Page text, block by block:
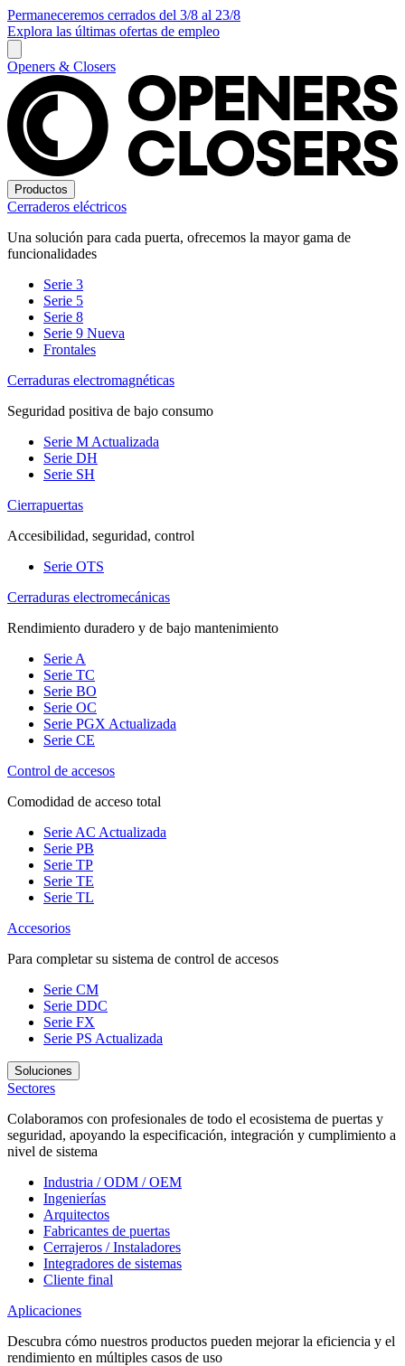
Permaneceremos cerrados del 3/8 al 23/8
Explora las últimas ofertas de empleo
Openers & Closers
Productos
Cerraderos eléctricos
Una solución para cada puerta, ofrecemos la mayor gama de
funcionalidades
Serie 3
Serie 5
Serie 8
Serie 9 Nueva
Frontales
Cerraduras electromagnéticas
Seguridad positiva de bajo consumo
Serie M Actualizada
Serie DH
Serie SH
Cierrapuertas
Accesibilidad, seguridad, control
Serie OTS
Cerraduras electromecánicas
Rendimiento duradero y de bajo mantenimiento
Serie A
Serie TC
Serie BO
Serie OC
Serie PGX Actualizada
Serie CE
Control de accesos
Comodidad de acceso total
Serie AC Actualizada
Serie PB
Serie TP
Serie TE
Serie TL
Accesorios
Para completar su sistema de control de accesos
Serie CM
Serie DDC
Serie FX
Serie PS Actualizada
Soluciones
Sectores
Colaboramos con profesionales de todo el ecosistema de puertas y
seguridad, apoyando la especificación, integración y cumplimiento a
nivel de sistema
Industria / ODM / OEM
Ingenierías
Arquitectos
Fabricantes de puertas
Cerrajeros / Instaladores
Integradores de sistemas
Cliente final
Aplicaciones
Descubra cómo nuestros productos pueden mejorar la eficiencia y el
rendimiento en múltiples casos de uso